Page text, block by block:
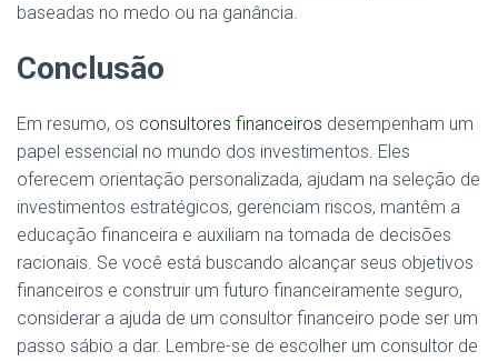
baseadas no medo ou na ganância.
Conclusão
Em resumo, os consultores financeiros desempenham um
papel essencial no mundo dos investimentos. Eles
oferecem orientação personalizada, ajudam na seleção de
investimentos estratégicos, gerenciam riscos, mantêm a
educação financeira e auxiliam na tomada de decisões
racionais. Se você está buscando alcançar seus objetivos
financeiros e construir um futuro financeiramente seguro,
considerar a ajuda de um consultor financeiro pode ser um
passo sábio a dar. Lembre-se de escolher um consultor de